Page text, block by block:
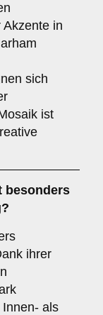
in
sich
ist
besonders
ihrer
als